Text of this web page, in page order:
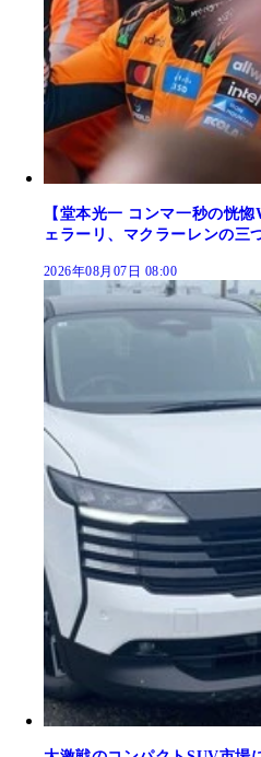
【堂本光一 コンマ一秒の恍
ェラーリ、マクラーレンの三
2026年08月07日 08:00